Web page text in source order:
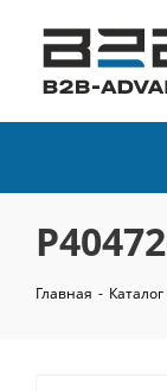
Главная - Каталог